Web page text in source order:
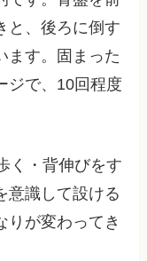
と、後ろに倒す
ます。固まった
ジで、10回程度
く・背伸びをす
意識して設ける
りが変わってき